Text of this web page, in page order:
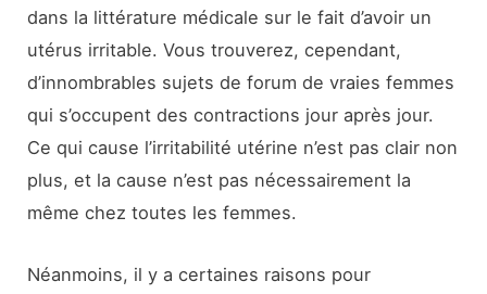
dans la littérature médicale sur le fait d’avoir un
utérus irritable. Vous trouverez, cependant,
d’innombrables sujets de forum de vraies femmes
qui s’occupent des contractions jour après jour.
Ce qui cause l’irritabilité utérine n’est pas clair non
plus, et la cause n’est pas nécessairement la
même chez toutes les femmes.
Néanmoins, il y a certaines raisons pour